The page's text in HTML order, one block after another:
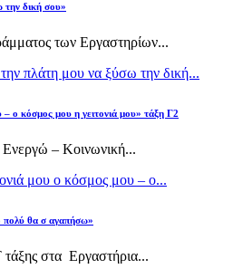
την δική σου»
των Εργαστηρίων...
πλάτη μου να ξύσω την δική...
ο κόσμος μου η γειτονιά μου» τάξη Γ2
– Κοινωνική...
μου ο κόσμος μου – ο...
πολύ θα σ αγαπήσω»
τάξης στα Εργαστήρια...